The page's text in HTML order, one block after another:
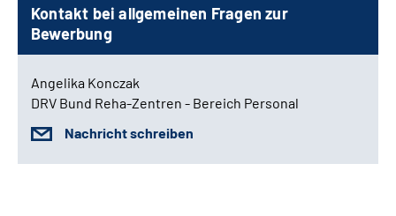
Kontakt bei allgemeinen Fragen zur
Bewerbung
Angelika Konczak
DRV Bund Reha-Zentren - Bereich Personal
Nachricht schreiben